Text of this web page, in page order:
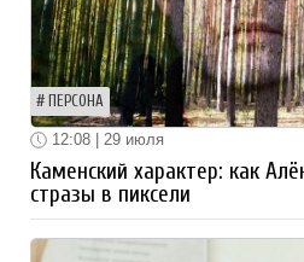
ПЕРСОНА
12:08 | 29 июля
Каменский характер: как
стразы в пиксели